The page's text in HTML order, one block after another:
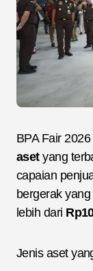
BPA Fair
asetyang
capaian
bergerak
lebih dari
Jenis aset